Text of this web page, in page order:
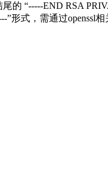
“-----END RSA
形式，需通过openssl相